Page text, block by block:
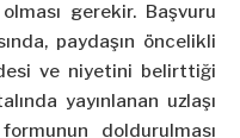
gerekir. Başvuru
paydaşın öncelikli
ve niyetini belirttiği
yayınlanan uzlaşı
doldurulması